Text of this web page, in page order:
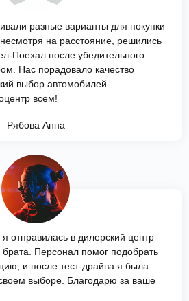
разные варианты для покупки
на расстояние, решились
Поехал после убедительного
Нас порадовало качество
выбор автомобилей.
всем!
Рябова Анна
отправилась в дилерский центр
Персонал помог подобрать
и после тест-драйва я была
выборе. Благодарю за ваше